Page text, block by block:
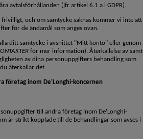
avtalsförhållanden (jfr artikel 6.1 a i GDPR).
frivilligt, och om samtycke saknas kommer vi inte att
för de ändamål som anges ovan.
ditt samtycke i avsnittet "Mitt konto" eller genom
för mer information). Återkallelse av
av dina personuppgifters behandling som
återkallar det.
företag inom De'Longhi-koncernen
till andra företag inom De'Longhi-
är strikt kopplade till de behandlingar som avses i